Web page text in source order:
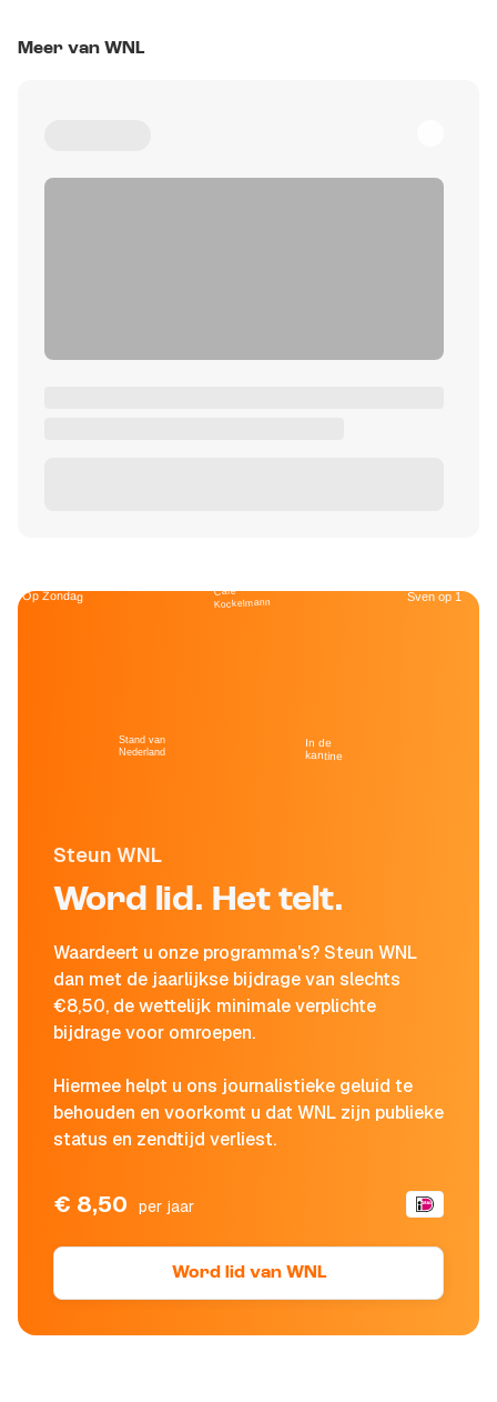
Meer van WNL
Steun WNL
Word lid. Het telt.
Waardeert u onze programma's? Steun WNL
dan met de jaarlijkse bijdrage van slechts
€8,50, de wettelijk minimale verplichte
bijdrage voor omroepen.
Hiermee helpt u ons journalistieke geluid te
behouden en voorkomt u dat WNL zijn publieke
status en zendtijd verliest.
€ 8,50 per jaar
Word lid van WNL
Op Zondag
Stand van
Nederland
Café
Kockelmann
In de
kantine
Sven op 1